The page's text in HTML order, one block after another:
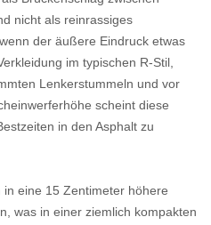
nicht als reinrassiges
der äußere Eindruck etwas
im typischen R-Stil,
Lenkerstummeln und vor
scheint diese
in den Asphalt zu
eine 15 Zentimeter höhere
was in einer ziemlich kompakten